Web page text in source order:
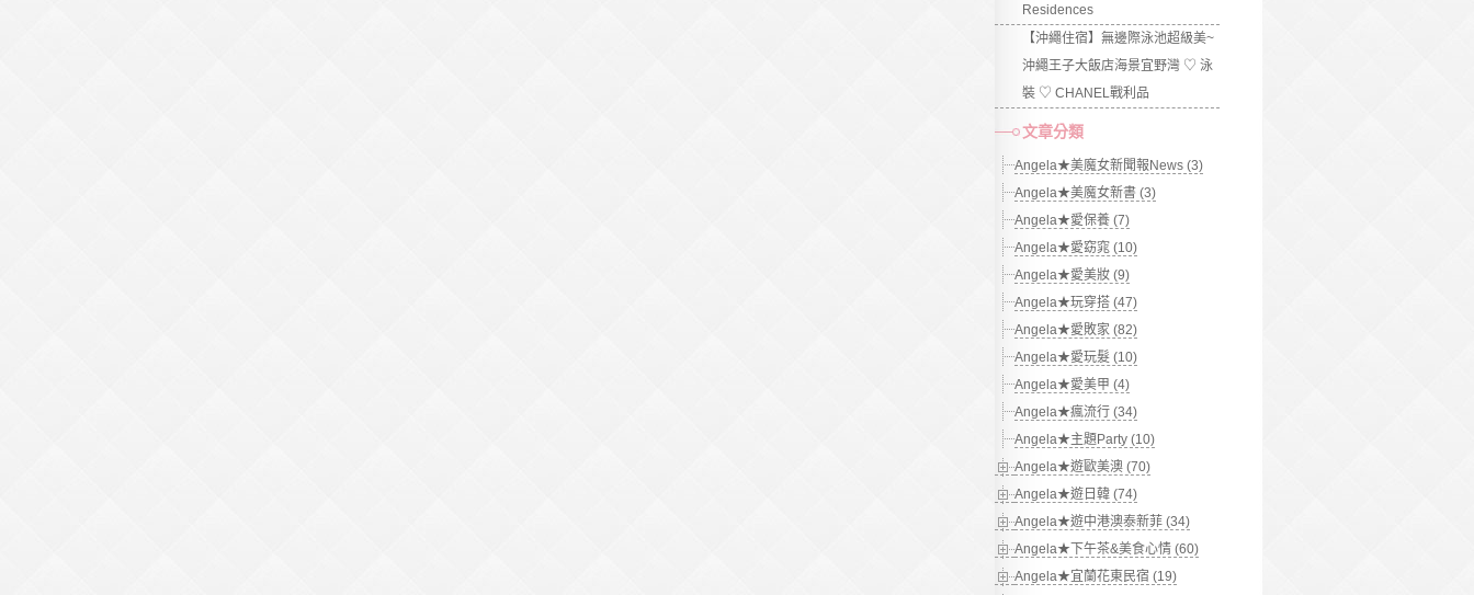
Residences
【沖繩住宿】無邊際泳池超級美~
沖繩王子大飯店海景宜野灣 ♡ 泳
裝 ♡ CHANEL戰利品
文章分類
Angela★美魔女新聞報News (3)
Angela★美魔女新書 (3)
Angela★愛保養 (7)
Angela★愛窈窕 (10)
Angela★愛美妝 (9)
Angela★玩穿搭 (47)
Angela★愛敗家 (82)
Angela★愛玩髮 (10)
Angela★愛美甲 (4)
Angela★瘋流行 (34)
Angela★主題Party (10)
Angela★遊歐美澳 (70)
Angela★遊日韓 (74)
Angela★遊中港澳泰新菲 (34)
Angela★下午茶&美食心情 (60)
Angela★宜蘭花東民宿 (19)